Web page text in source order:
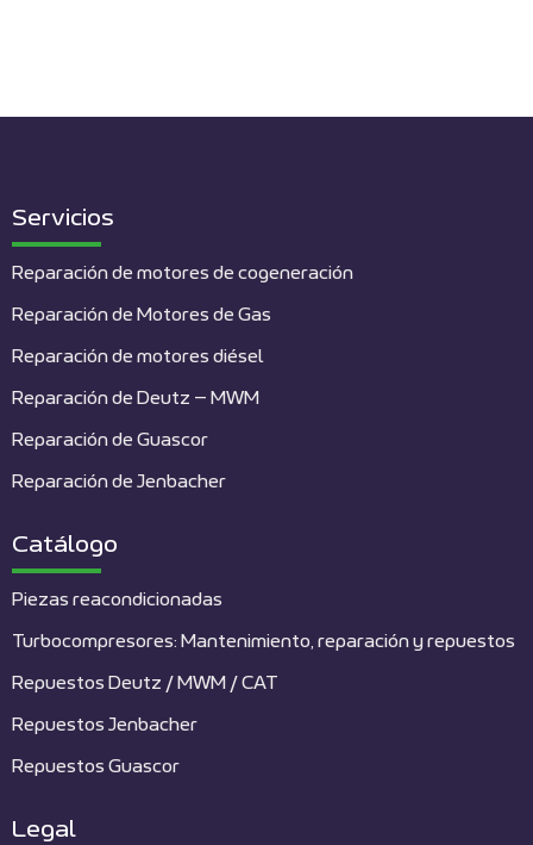
Servicios
Reparación de motores de cogeneración
Reparación de Motores de Gas
Reparación de motores diésel
Reparación de Deutz – MWM
Reparación de Guascor
Reparación de Jenbacher
Catálogo
Piezas reacondicionadas
Turbocompresores: Mantenimiento, reparación y repuestos
Repuestos Deutz / MWM / CAT
Repuestos Jenbacher
Repuestos Guascor
Legal